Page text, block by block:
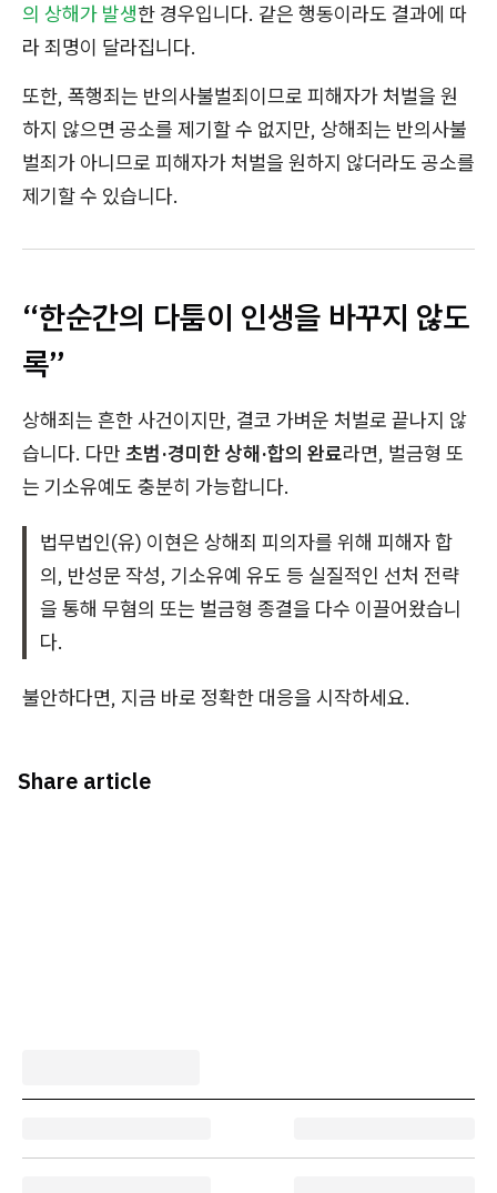
의 상해가 발생한 경우입니다. 같은 행동이라도 결과에 따
라 죄명이 달라집니다.
또한, 폭행죄는 반의사불벌죄이므로 피해자가 처벌을 원
하지 않으면 공소를 제기할 수 없지만, 상해죄는 반의사불
벌죄가 아니므로 피해자가 처벌을 원하지 않더라도 공소를
제기할 수 있습니다.
“한순간의 다툼이 인생을 바꾸지 않도
록”
상해죄는 흔한 사건이지만, 결코 가벼운 처벌로 끝나지 않
습니다. 다만 초범·경미한 상해·합의 완료라면, 벌금형 또
는 기소유예도 충분히 가능합니다.
법무법인(유) 이현은 상해죄 피의자를 위해 피해자 합
의, 반성문 작성, 기소유예 유도 등 실질적인 선처 전략
을 통해 무혐의 또는 벌금형 종결을 다수 이끌어왔습니
다.
불안하다면, 지금 바로 정확한 대응을 시작하세요.
Share article